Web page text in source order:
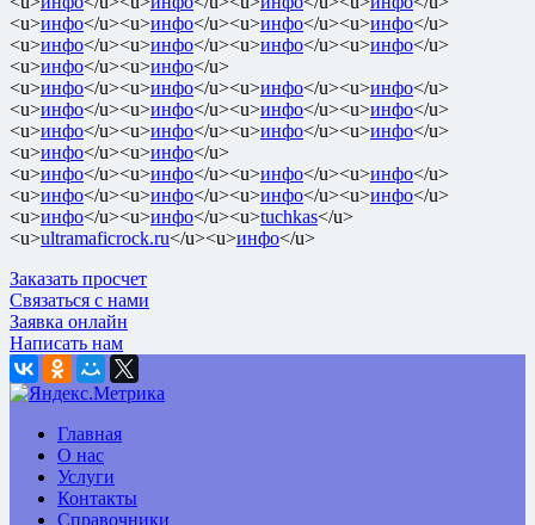
<u>инфо</u><u>инфо</u><u>инфо</u><u>инфо</u>
<u>инфо</u><u>инфо</u><u>инфо</u><u>инфо</u>
<u>инфо</u><u>инфо</u>
<u>инфо</u><u>инфо</u><u>инфо</u><u>инфо</u>
<u>инфо</u><u>инфо</u><u>инфо</u><u>инфо</u>
<u>инфо</u><u>инфо</u><u>инфо</u><u>инфо</u>
<u>инфо</u><u>инфо</u>
<u>инфо</u><u>инфо</u><u>инфо</u><u>инфо</u>
<u>инфо</u><u>инфо</u><u>инфо</u><u>инфо</u>
<u>инфо</u><u>инфо</u><u>tuchkas</u>
<u>ultramaficrock.ru</u><u>инфо</u>
Заказать просчет
Связаться с нами
Заявка онлайн
Написать нам
Главная
О нас
Услуги
Контакты
Справочники